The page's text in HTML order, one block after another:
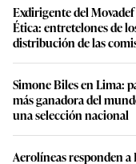
Exdirigente del
Ética: entretelones de
distribución de las
Simone Biles en Lima:
más ganadora del
una selección nacional
Aerolíneas responden a